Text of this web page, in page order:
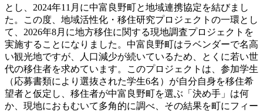
とし、2024年11月に中富良野町と地域連携協定を結びまし
た。この度、地域活性化・移住研究プロジェクトの一環とし
て、2026年8月に地方移住に関する現地調査プロジェクトを
実施することになりました。中富良野町はラベンダーで名高
い観光地ですが、人口減少が続いているため、とくに若い世
代の移住者を求めています。このプロジェクトは、参加学生
（応募書類により選抜された学生6名）が自分自身を移住希
望者と仮定し、移住者が中富良野町を選ぶ「決め手」は何
か、現地におもむいて多角的に調べ、その結果を町にフィー